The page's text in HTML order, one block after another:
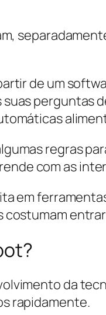
de um
perguntas
regras
com as
em
costumam
da
rapidamente.